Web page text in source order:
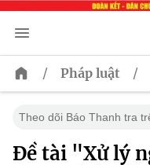
/ Pháp luật /
Theo dõi Báo Thanh tra
Đề tài "Xử lý